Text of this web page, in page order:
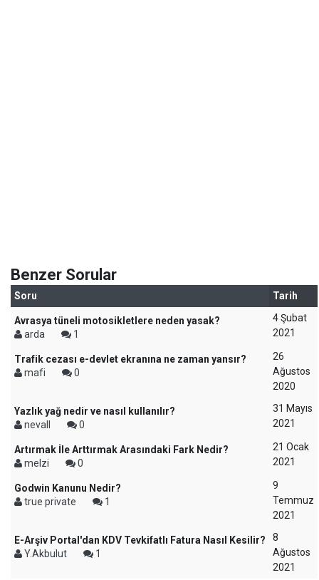
Benzer Sorular
Soru Tarih
Avrasya tüneli motosikletlere neden yasak?
arda
1
4 Şubat
2021
Trafik cezası e-devlet ekranına ne zaman yansır?
mafi
0
26
Ağustos
2020
Yazlık yağ nedir ve nasıl kullanılır?
nevall
0
31 Mayıs
2021
Artırmak İle Arttırmak Arasındaki Fark Nedir?
melzi
0
21 Ocak
2021
Godwin Kanunu Nedir?
true private
1
9
Temmuz
2021
E-Arşiv Portal'dan KDV Tevkifatlı Fatura Nasıl Kesilir?
Y.Akbulut
1
8
Ağustos
2021